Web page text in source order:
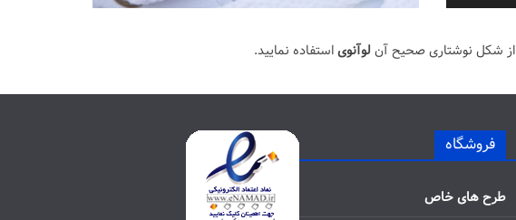
از شکل نوشتاری صحیح آن لوآنویاستفاده نمایید.
فروشگاه
طرح های خاص